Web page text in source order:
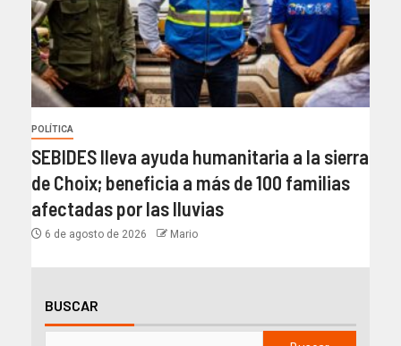
POLÍTICA
SEBIDES lleva ayuda humanitaria a la sierra
de Choix; beneficia a más de 100 familias
afectadas por las lluvias
6 de agosto de 2026 Mario
BUSCAR